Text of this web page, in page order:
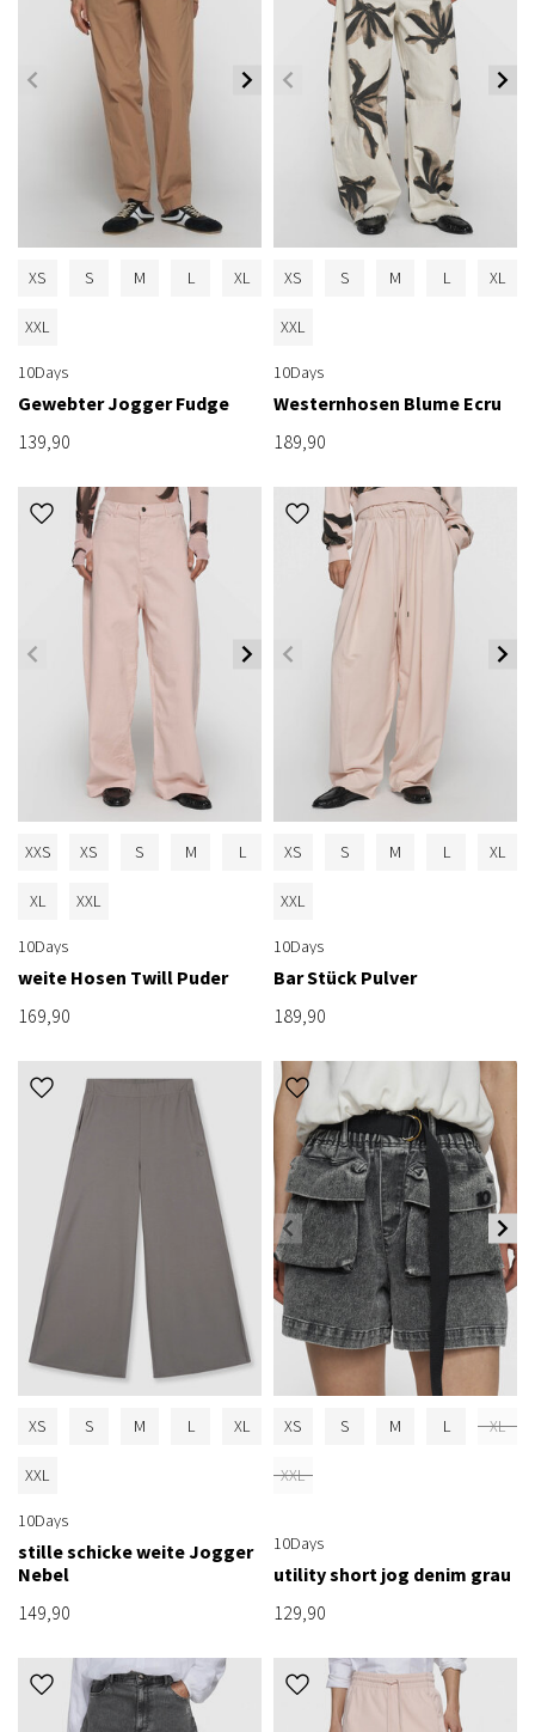
XS S M L XL
XXL
10Days
Gewebter Jogger Fudge
139,90
XS S M L XL
XXL
10Days
Westernhosen Blume Ecru
189,90
XXS XS S M L
XL XXL
10Days
weite Hosen Twill Puder
169,90
XS S M L XL
XXL
10Days
Bar Stück Pulver
189,90
XS S M L XL
XXL
10Days
stille schicke weite Jogger
Nebel
149,90
XS S M L XL
XXL
10Days
utility short jog denim grau
129,90